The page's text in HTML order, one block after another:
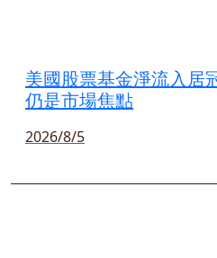
美國股票基金淨流入居
仍是市場焦點
2026/8/5